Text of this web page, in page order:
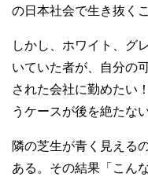
の日本社会で生き抜く
しかし、ホワイト、グ
いていた者が、自分の
された会社に勤めたい
うケースが後を絶たない
隣の芝生が青く見える
ある。その結果「こん